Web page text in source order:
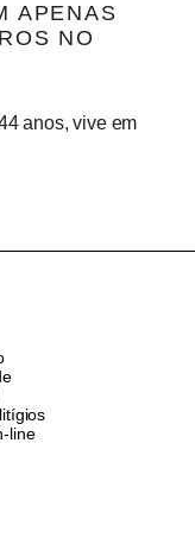
APENAS
NO
anos, vive em
line